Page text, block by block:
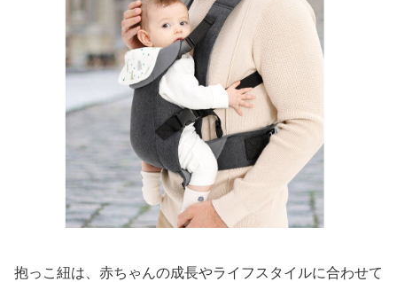
抱っこ紐は、赤ちゃんの成長やライフスタイルに合わせて